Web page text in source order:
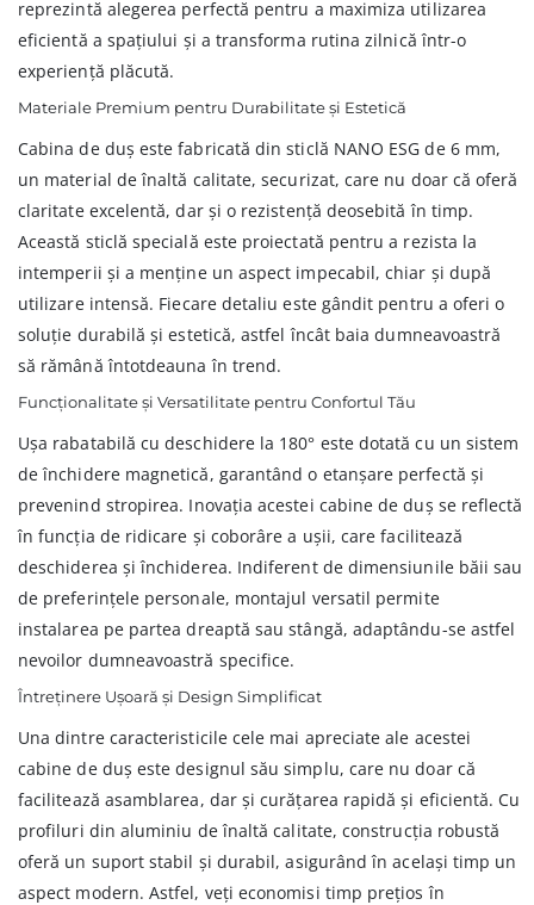
reprezintă alegerea perfectă pentru a maximiza utilizarea
eficientă a spațiului și a transforma rutina zilnică într-o
experiență plăcută.
Materiale Premium pentru Durabilitate și Estetică
Cabina de duș este fabricată din sticlă NANO ESG de 6 mm,
un material de înaltă calitate, securizat, care nu doar că oferă
claritate excelentă, dar și o rezistență deosebită în timp.
Această sticlă specială este proiectată pentru a rezista la
intemperii și a menține un aspect impecabil, chiar și după
utilizare intensă. Fiecare detaliu este gândit pentru a oferi o
soluție durabilă și estetică, astfel încât baia dumneavoastră
să rămână întotdeauna în trend.
Funcționalitate și Versatilitate pentru Confortul Tău
Ușa rabatabilă cu deschidere la 180° este dotată cu un sistem
de închidere magnetică, garantând o etanșare perfectă și
prevenind stropirea. Inovația acestei cabine de duș se reflectă
în funcția de ridicare și coborâre a ușii, care facilitează
deschiderea și închiderea. Indiferent de dimensiunile băii sau
de preferințele personale, montajul versatil permite
instalarea pe partea dreaptă sau stângă, adaptându-se astfel
nevoilor dumneavoastră specifice.
Întreținere Ușoară și Design Simplificat
Una dintre caracteristicile cele mai apreciate ale acestei
cabine de duș este designul său simplu, care nu doar că
facilitează asamblarea, dar și curățarea rapidă și eficientă. Cu
profiluri din aluminiu de înaltă calitate, construcția robustă
oferă un suport stabil și durabil, asigurând în același timp un
aspect modern. Astfel, veți economisi timp prețios în